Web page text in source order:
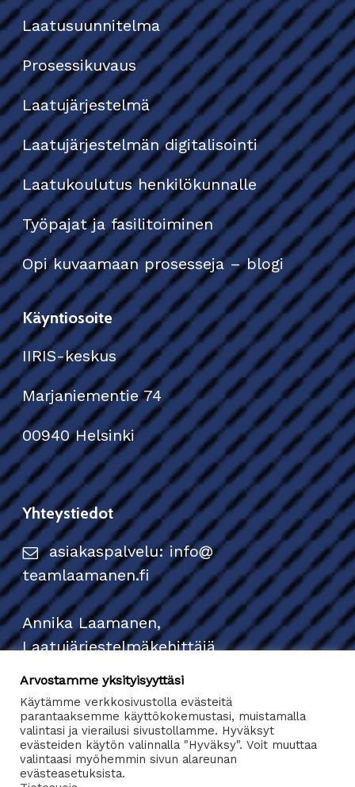
Laatusuunnitelma
Prosessikuvaus
Laatujärjestelmä
Laatujärjestelmän digitalisointi
Laatukoulutus henkilökunnalle
Työpajat ja fasilitoiminen
Opi kuvaamaan prosesseja – blogi
Käyntiosoite
IIRIS-keskus
Marjaniementie 74
00940 Helsinki
Yhteystiedot
asiakaspalvelu: info
teamlaamanen.fi
Annika Laamanen,
Laatujärjestelmäkehittäjä
Puh: 040 668 1354
info@teamlaamanen.fi
Arvostamme yksityisyyttäsi
Käytämme verkkosivustolla evästeitä
parantaaksemme käyttökokemustasi, muistamalla
valintasi ja vierailusi sivustollamme. Hyväksyt
evästeiden käytön valinnalla "Hyväksy". Voit muuttaa
valintaasi myöhemmin sivun alareunan
evästeasetuksista.